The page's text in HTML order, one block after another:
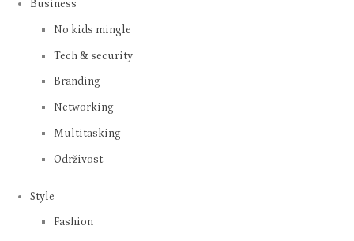
Business
No kids mingle
Tech & security
Branding
Networking
Multitasking
Održivost
Style
Fashion